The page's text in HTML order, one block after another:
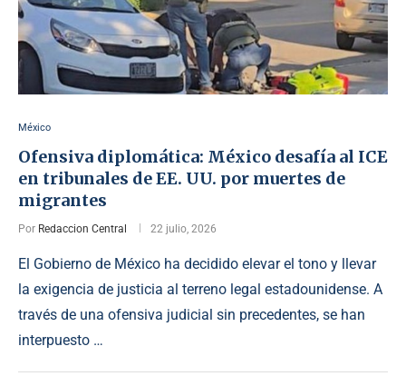
México
Ofensiva diplomática: México desafía al ICE
en tribunales de EE. UU. por muertes de
migrantes
Por Redaccion Central 22 julio, 2026
El Gobierno de México ha decidido elevar el tono y llevar
la exigencia de justicia al terreno legal estadounidense. A
través de una ofensiva judicial sin precedentes, se han
interpuesto …